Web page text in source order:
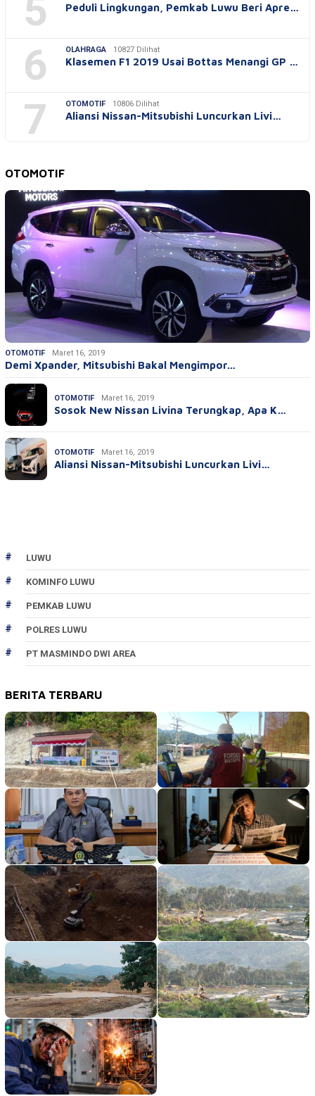
5 Peduli Lingkungan, Pemkab Luwu Beri Apre…
6 OLAHRAGA 10827 Dilihat
Klasemen F1 2019 Usai Bottas Menangi GP …
7 OTOMOTIF 10806 Dilihat
Aliansi Nissan-Mitsubishi Luncurkan Livi…
OTOMOTIF
OTOMOTIF Maret 16, 2019
Demi Xpander, Mitsubishi Bakal Mengimpor…
OTOMOTIF Maret 16, 2019
Sosok New Nissan Livina Terungkap, Apa K…
OTOMOTIF Maret 16, 2019
Aliansi Nissan-Mitsubishi Luncurkan Livi…
LUWU
KOMINFO LUWU
PEMKAB LUWU
POLRES LUWU
PT MASMINDO DWI AREA
BERITA TERBARU